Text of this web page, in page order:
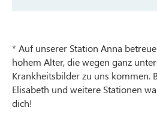
* Auf unserer Station Anna
hohem Alter, die wegen ganz
Krankheitsbilder zu uns kommen.
Elisabeth und weitere Stationen
dich!